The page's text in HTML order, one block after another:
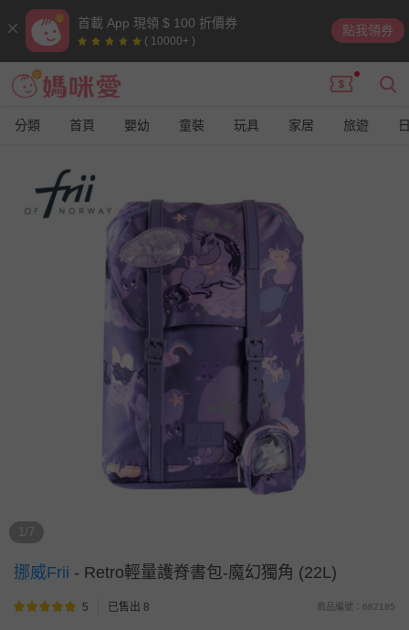
首載 App 現領 $ 100 折價券
( 10000+ )
點我領券
分類 首頁 嬰幼 童裝 玩具 家居 旅遊
1/7
挪威Frii - Retro輕量護脊書包-魔幻獨角 (22L)
5 已售出 8 商品編號：682185